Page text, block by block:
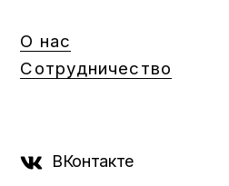
О нас
Сотрудничество
ВКонтакте